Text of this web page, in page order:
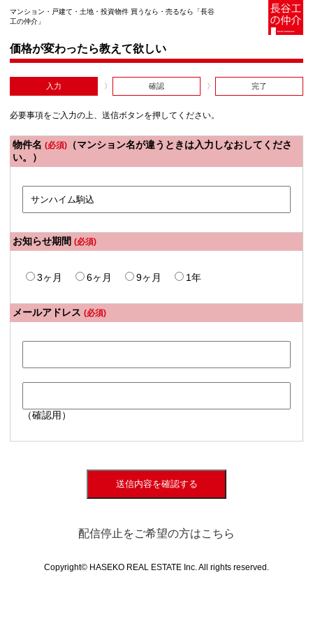
マンション・戸建て・土地・投資物件 買うなら・売るなら「長谷
工の仲介」
価格が変わったら教えて欲しい
入力 確認 完了
必要事項をご入力の上、送信ボタンを押してください。
物件名 (必須) （マンション名が違うときは入力しなおしてくださ
い。）
お知らせ期間 (必須)
3ヶ月 6ヶ月 9ヶ月 1年
メールアドレス (必須)
（確認用）
送信内容を確認する
配信停止をご希望の方はこちら
Copyright© HASEKO REAL ESTATE Inc. All rights reserved.